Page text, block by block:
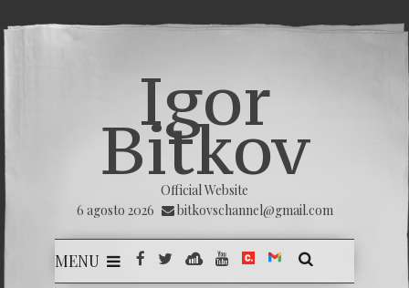
Igor
Bitkov
Official Website
6 agosto 2026
bitkovschannel@gmail.com
MENU